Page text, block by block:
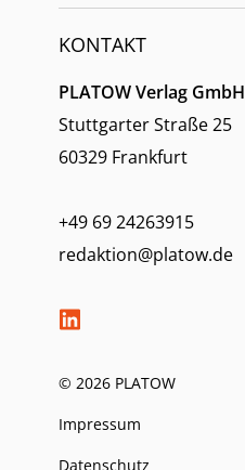
KONTAKT
PLATOW Verlag GmbH
Stuttgarter Straße 25
60329 Frankfurt
+49 69 24263915
redaktion@platow.de
© 2026 PLATOW
Impressum
Datenschutz